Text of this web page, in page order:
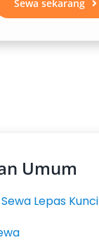
Sewa sekarang
Umum
Lepas Kunci